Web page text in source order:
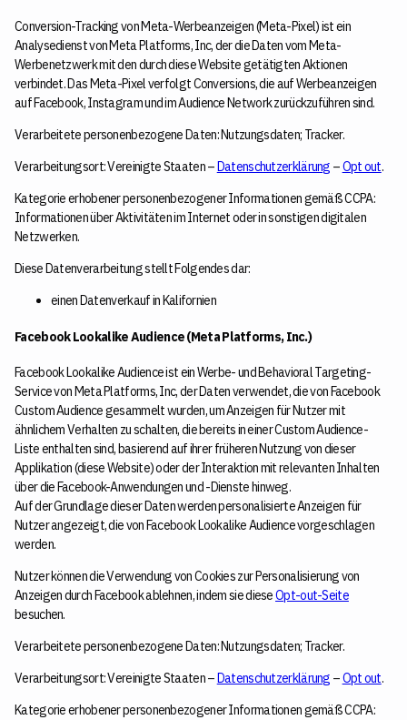
Conversion-Tracking von Meta-Werbeanzeigen (Meta-Pixel) ist ein
Analysedienst von Meta Platforms, Inc, der die Daten vom Meta-
Werbenetzwerk mit den durch diese Website getätigten Aktionen
verbindet. Das Meta-Pixel verfolgt Conversions, die auf Werbeanzeigen
auf Facebook, Instagram und im Audience Network zurückzuführen sind.
Verarbeitete personenbezogene Daten: Nutzungsdaten; Tracker.
Verarbeitungsort: Vereinigte Staaten –Datenschutzerklärung –Opt out.
Kategorie erhobener personenbezogener Informationen gemäß CCPA:
Informationen über Aktivitäten im Internet oder in sonstigen digitalen
Netzwerken.
Diese Datenverarbeitung stellt Folgendes dar:
einen Datenverkauf in Kalifornien
Facebook Lookalike Audience (Meta Platforms, Inc.)
Facebook Lookalike Audience ist ein Werbe- und Behavioral Targeting-
Service von Meta Platforms, Inc, der Daten verwendet, die von Facebook
Custom Audience gesammelt wurden, um Anzeigen für Nutzer mit
ähnlichem Verhalten zu schalten, die bereits in einer Custom Audience-
Liste enthalten sind, basierend auf ihrer früheren Nutzung von dieser
Applikation (diese Website) oder der Interaktion mit relevanten Inhalten
über die Facebook-Anwendungen und -Dienste hinweg.
Auf der Grundlage dieser Daten werden personalisierte Anzeigen für
Nutzer angezeigt, die von Facebook Lookalike Audience vorgeschlagen
werden.
Nutzer können die Verwendung von Cookies zur Personalisierung von
Anzeigen durch Facebook ablehnen, indem sie dieseOpt-out-Seite
besuchen.
Verarbeitete personenbezogene Daten: Nutzungsdaten; Tracker.
Verarbeitungsort: Vereinigte Staaten –Datenschutzerklärung –Opt out.
Kategorie erhobener personenbezogener Informationen gemäß CCPA: